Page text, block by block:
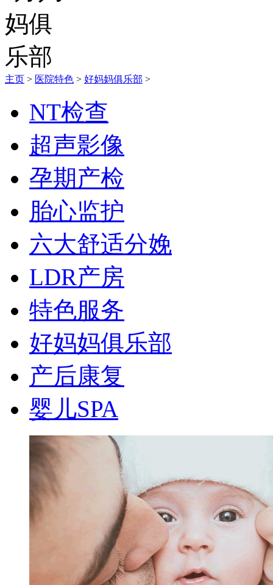
主页 > 医院特色 > 好妈妈俱乐部 >
NT检查
超声影像
孕期产检
胎心监护
六大舒适分娩
LDR产房
特色服务
好妈妈俱乐部
产后康复
婴儿SPA